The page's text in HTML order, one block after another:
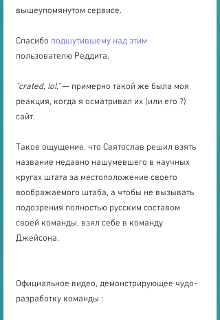
вышеупомянутом сервисе.
Спасибо подшутившему над этим
пользователю Реддита.
"crated, lol." — примерно такой же была моя
реакция, когда я осматривал их (или его ?)
сайт.
Такое ощущение, что Святослав решил взять
название недавно нашумевшего в научных
кругах штата за местоположение своего
воображаемого штаба, а чтобы не вызывать
подозрения полностью русским составом
своей команды, взял себе в команду
Джейсона.
Официальное видео, демонстрирующее чудо-
разработку команды :